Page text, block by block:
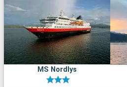
MS Nordlys